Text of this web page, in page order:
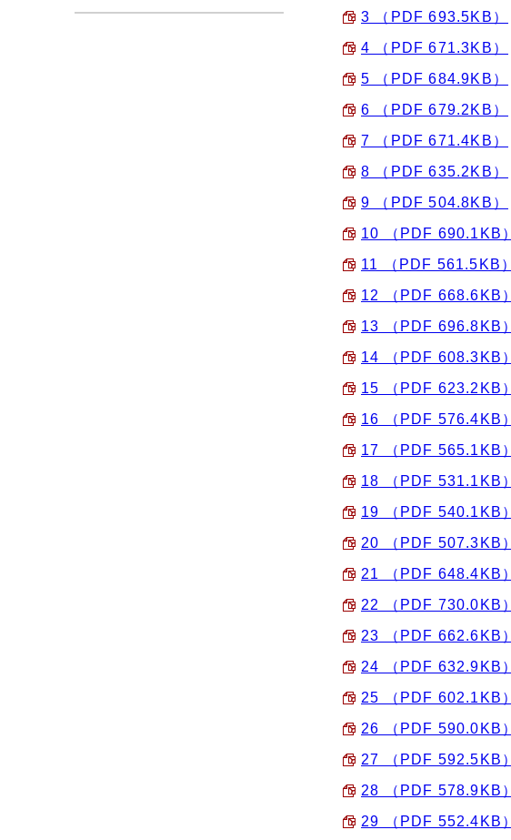
3 （PDF 693.5KB）
4 （PDF 671.3KB）
5 （PDF 684.9KB）
6 （PDF 679.2KB）
7 （PDF 671.4KB）
8 （PDF 635.2KB）
9 （PDF 504.8KB）
10 （PDF 690.1KB）
11 （PDF 561.5KB）
12 （PDF 668.6KB）
13 （PDF 696.8KB）
14 （PDF 608.3KB）
15 （PDF 623.2KB）
16 （PDF 576.4KB）
17 （PDF 565.1KB）
18 （PDF 531.1KB）
19 （PDF 540.1KB）
20 （PDF 507.3KB）
21 （PDF 648.4KB）
22 （PDF 730.0KB）
23 （PDF 662.6KB）
24 （PDF 632.9KB）
25 （PDF 602.1KB）
26 （PDF 590.0KB）
27 （PDF 592.5KB）
28 （PDF 578.9KB）
29 （PDF 552.4KB）